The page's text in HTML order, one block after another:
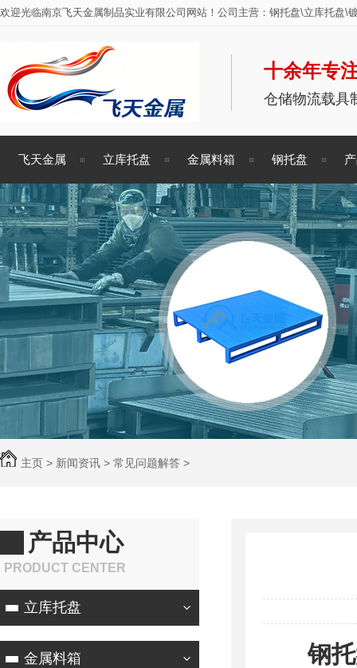
欢迎光临南京飞天金属制品实业有限公司网站！公司主营：钢托盘\立库托盘\
十余年专
仓储物流载具
飞天金属 立库托盘 金属料箱 钢托盘
主页 > 新闻资讯 > 常见问题解答 >
产品中心
PRODUCT CENTER
立库托盘
金属料箱 钢